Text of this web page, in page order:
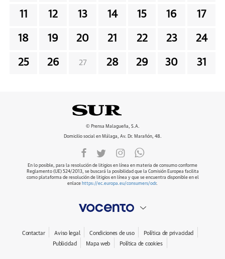
11 12 13 14 15 16 17
18 19 20 21 22 23 24
25 26 27 28 29 30 31
© Prensa Malagueña, S.A.
Domicilio social en Málaga, Av. Dr. Marañón, 48.
En lo posible, para la resolución de litigios en línea en materia de consumo conforme
Reglamento (UE) 524/2013, se buscará la posibilidad que la Comisión Europea facilita
como plataforma de resolución de litigios en línea y que se encuentra disponible en el
enlace https://ec.europa.eu/consumers/odr.
Contactar Aviso legal Condiciones de uso
Política de privacidad
Publicidad
Mapa web Política de cookies